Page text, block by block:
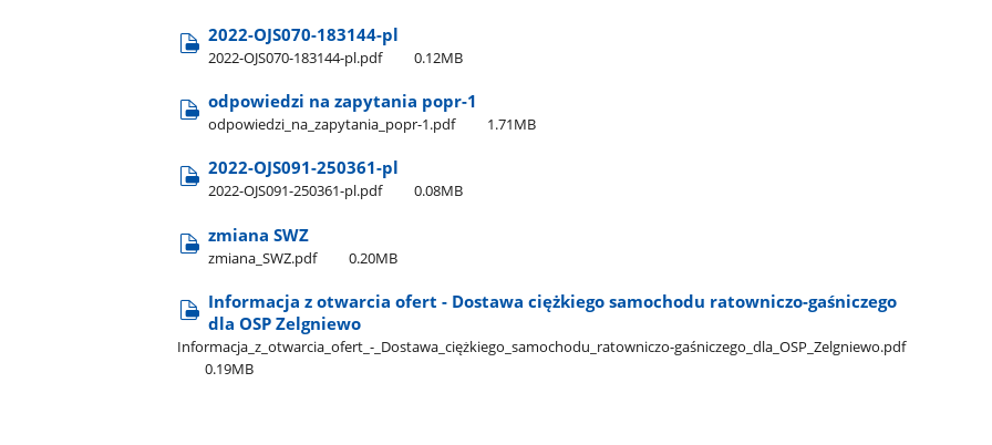
2022-OJS070-183144-pl
2022-OJS070-183144-pl.pdf 0.12MB
odpowiedzi na zapytania popr-1
odpowiedzi​_na​_zapytania​_popr-1.pdf 1.71MB
2022-OJS091-250361-pl
2022-OJS091-250361-pl.pdf 0.08MB
zmiana SWZ
zmiana​_SWZ.pdf 0.20MB
Informacja z otwarcia ofert - Dostawa ciężkiego samochodu ratowniczo-gaśniczego
dla OSP Zelgniewo
Informacja​_z​_otwarcia​_ofert​_-​_Dostawa​_ciężkiego​_samochodu​_ratowniczo-gaśniczego​_dla​_OSP​_Zelgniewo.pdf
0.19MB